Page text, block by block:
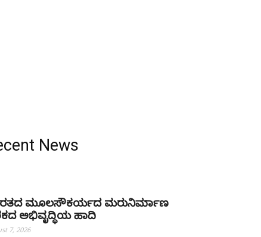
News
ಮೂಲಸೌಕರ್ಯದ ಮರುನಿರ್ಮಾಣ
ಅಭಿವೃದ್ಧಿಯ ಹಾದಿ
7, 2026